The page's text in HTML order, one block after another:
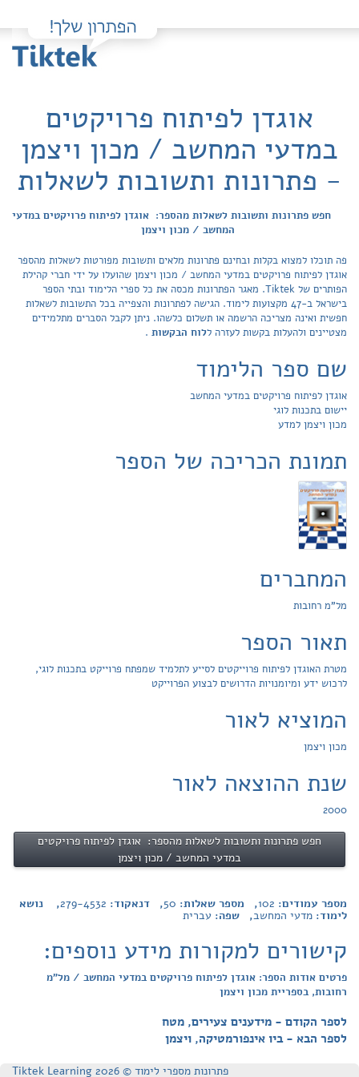
אוגדן לפיתוח פרויקטים
במדעי המחשב / מכון ויצמן
- פתרונות ותשובות לשאלות
חפש פתרונות ותשובות לשאלות מהספר: אוגדן לפיתוח פרויקטים במדעי
המחשב / מכון ויצמן
פה תוכלו למצוא בקלות ובחינם פתרונות מלאים ותשובות מפורטות לשאלות מהספר
אוגדן לפיתוח פרויקטים במדעי המחשב / מכון ויצמן שהועלו על ידי חברי קהילת
הפותרים של Tiktek. מאגר הפתרונות מכסה את כל ספרי הלימוד ובתי הספר
בישראל ב-47 מקצועות לימוד. הגישה לפתרונות והצפייה בכל התשובות לשאלות
חפשית ואינה מצריכה הרשמה או תשלום כלשהו. ניתן לקבל הסברים מתלמידים
מצטיינים ולהעלות בקשות לעזרה ללוח הבקשות .
שם ספר הלימוד
אוגדן לפיתוח פרויקטים במדעי המחשב
יישום בתכנות לוגי
מכון ויצמן למדע
תמונת הכריכה של הספר
המחברים
מל"מ רחובות
תאור הספר
מטרת האוגדן לפיתוח פרוייקטים לסייע לתלמיד שמפתח פרוייקט בתכנות לוגי,
לרכוש ידע ומיומנויות הדרושים לבצוע הפרוייקט
המוציא לאור
מכון ויצמן
שנת ההוצאה לאור
2000
חפש פתרונות ותשובות לשאלות מהספר: אוגדן לפיתוח פרויקטים
במדעי המחשב / מכון ויצמן
מספר עמודים: 102, מספר שאלות: 50, דנאקוד: 279-4532, נושא
לימוד: מדעי המחשב, שפה: עברית
קישורים למקורות מידע נוספים:
פרטים אודות הספר: אוגדן לפיתוח פרויקטים במדעי המחשב / מל"מ
רחובות, בספריית מכון ויצמן
לספר הקודם - מידענים צעירים, מטח
לספר הבא - ביו אינפורמטיקה, ויצמן
פתרונות מספרי לימוד © Tiktek Learning 2026